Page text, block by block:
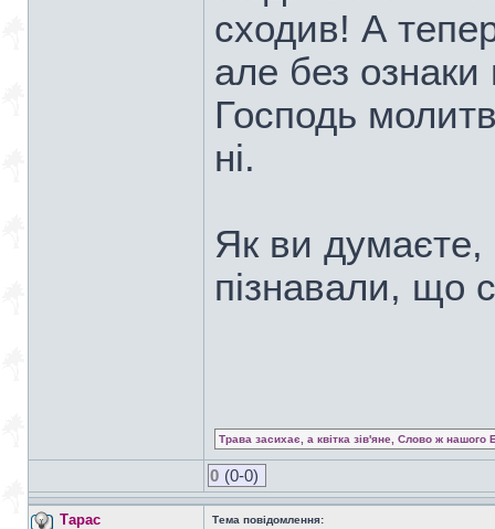
сходив! А
але без ознаки
Господь
ні.
Як ви думаєте,
пізнавали, що
Трава засихає, а квітка зів'яне, Слово ж нашого
0 (0-0)
Тарас Тема повідомлення: